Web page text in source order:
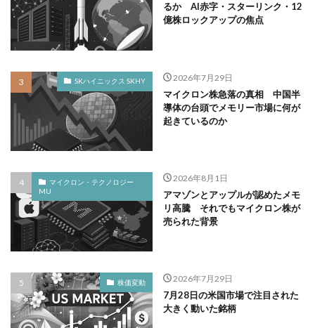
るか AI赤字・スターリンク・12
億株ロックアップの焦点
SKハイニックス SKHY 2026年7月29日
マイクロン株急落の真相 中国半
導体の台頭でメモリー市場に何が
起きているのか
マイクロン・テクノロジー
MU
2026年8月1日
アマゾンとアップルが認めたメモ
リ高騰 それでもマイクロン株が
売られた背景
株価変動 2026年7月29日
7月28日の米国市場で注目された
大きく動いた銘柄